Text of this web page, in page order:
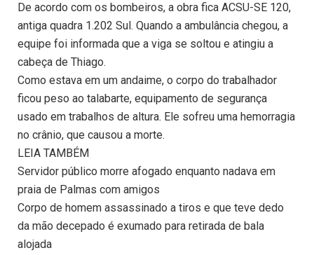
De acordo com os bombeiros, a obra fica ACSU-SE 120,
antiga quadra 1.202 Sul. Quando a ambulância chegou, a
equipe foi informada que a viga se soltou e atingiu a
cabeça de Thiago.
Como estava em um andaime, o corpo do trabalhador
ficou peso ao talabarte, equipamento de segurança
usado em trabalhos de altura. Ele sofreu uma hemorragia
no crânio, que causou a morte.
LEIA TAMBÉM
Servidor público morre afogado enquanto nadava em
praia de Palmas com amigos
Corpo de homem assassinado a tiros e que teve dedo
da mão decepado é exumado para retirada de bala
alojada